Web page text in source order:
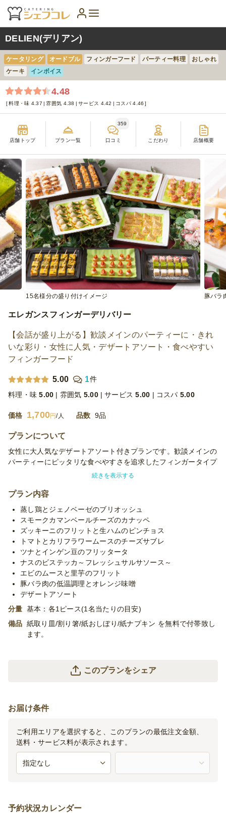
DELIEN(デリアン)
ケータリング オードブル フィンガーフード パーティー料理
おしゃれ
ケーキ
インボイス
4.48
料理・味 4.37 雰囲気 4.38 サービス 4.42 コスパ 4.46
店舗トップ プラン一覧 口コミ
359
こだわり 店舗概要
15名様分の盛り付けイメージ 豚バラ
エレガンスフィンガーデリバリー
【会話が盛り上がる】歓談メインのパーティーに・きれ
いな彩り・女性に人気・デザートアソート・食べやすい
フィンガーフード
5.00 1件
料理・味 5.00 雰囲気 5.00 サービス 5.00 コスパ 5.00
価格 1,700円/人 品数 9品
プランについて
女性に大人気なデザートアソート付きプランです。歓談メインの
パーティーにピッタリな食べやすさを追求したフィンガータイプ
に仕上げています。話が盛り上がる女子会やちょっとした集まり
※使い捨て容器でお届けするデリバリープランです。設置・配
膳・撤収等のサービスはついておりません。
※「10卓に配置」などお客様ご指定の数の卓に配置する場合、
追加容器代金を頂いたり、容器が変更になる場合がございます。
予めご了承くださいませ。
※季節毎の仕入れによりメニューが変わる場合がございます。予
めご了承下さい。
※ご要望によりお料理の変更も可能ですので、お気軽にお問合せ
下さい。
続きを表示する
プラン内容
蒸し鶏とジェノベーゼのブリオッシュ
スモークカマンベールチーズのカナッペ
ズッキーニのフリットと生ハムのピンチョス
トマトとカリフラワームースのチーズサブレ
ツナとインゲン豆のフリッタータ
ナスのビステッカ～フレッシュサルサソース～
エビのムースと里芋のフリット
豚バラ肉の低温調理とオレンジ味噌
デザートアソート
分量 基本：各1ピース(1名当たりの目安)
備品 紙取り皿/割り箸/紙おしぼり/紙ナプキン を無料で付帯致し
ます。
このプランをシェア
お届け条件
ご利用エリアを選択すると、このプランの最低注文金額、
送料・サービス料が表示されます。
予約状況カレンダー